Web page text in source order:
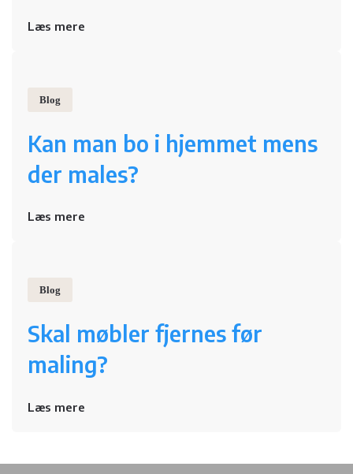
Læs mere
Blog
Kan man bo i hjemmet mens
der males?
Læs mere
Blog
Skal møbler fjernes før
maling?
Læs mere